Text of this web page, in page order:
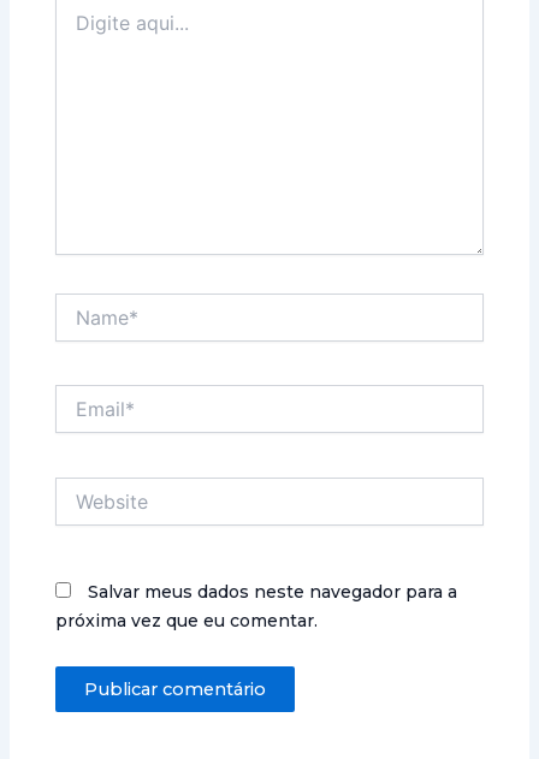
aqui...
Salvar meus dados neste navegador para a
próxima vez que eu comentar.